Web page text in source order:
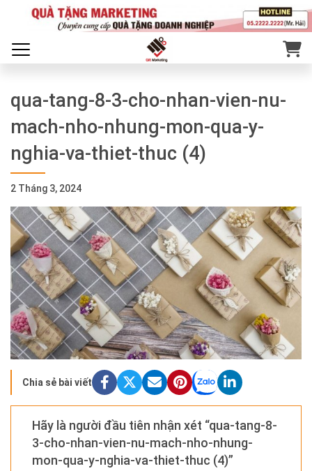
qua-tang-8-3-cho-nhan-vien-nu-
mach-nho-nhung-mon-qua-y-
nghia-va-thiet-thuc (4)
2 Tháng 3, 2024
Chia sẻ bài viết
Hãy là người đầu tiên nhận xét “qua-tang-8-
3-cho-nhan-vien-nu-mach-nho-nhung-
mon-qua-y-nghia-va-thiet-thuc (4)”